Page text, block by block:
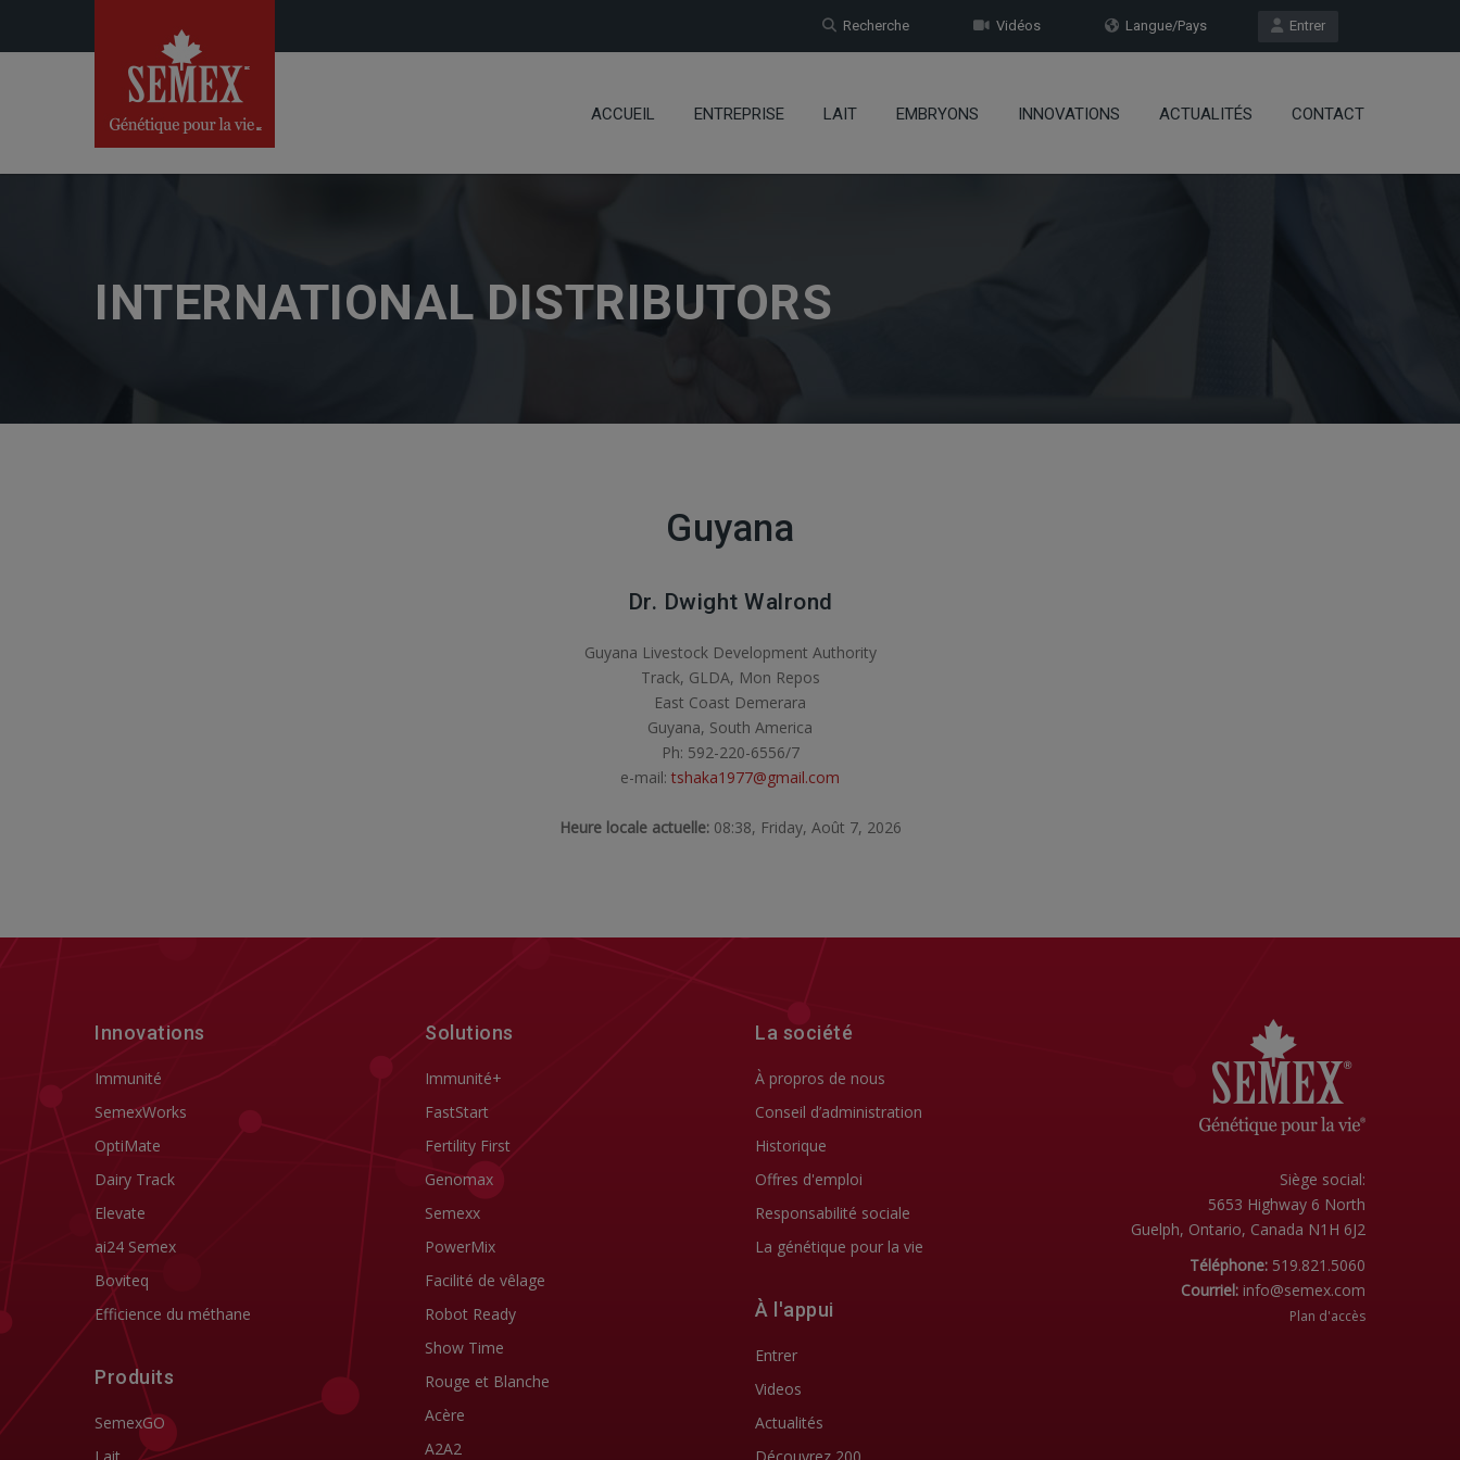
Entrer
Langue/Pays
Vidéos
Recherche
ACCUEIL ENTREPRISE LAIT EMBRYONS INNOVATIONS ACTUALITÉS CONTACT
INTERNATIONAL DISTRIBUTORS
Guyana
Dr. Dwight Walrond
Guyana Livestock Development Authority
Track, GLDA, Mon Repos
East Coast Demerara
Guyana, South America
Ph: 592-220-6556/7
e-mail: tshaka1977@gmail.com
Heure locale actuelle:08:38, Friday, Août 7, 2026
Innovations
Immunité
SemexWorks
OptiMate
Dairy Track
Elevate
ai24 Semex
Boviteq
Efficience du méthane
Produits
SemexGO
Solutions
Immunité+
FastStart
Fertility First
Genomax
Semexx
PowerMix
Facilité de vêlage
Robot Ready
Show Time
Rouge et Blanche
Acère
A2A2
La société
À propros de nous
Conseil d’administration
Historique
Offres d'emploi
Responsabilité sociale
La génétique pour la vie
À l'appui
Entrer
Videos
Actualités
Siège social:
5653 Highway 6 North
Guelph, Ontario, Canada N1H 6J2
Téléphone:519.821.5060
Courriel: info@semex.com
Plan d'accès